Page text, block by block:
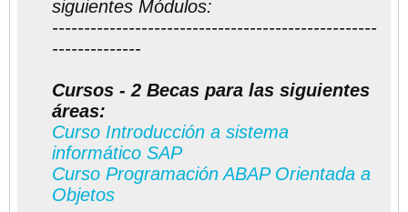
siguientes Módulos:
---------------------------------------------------
--------------
Cursos - 2 Becas para las siguientes
áreas:
Curso Introducción a sistema
informático SAP
Curso Programación ABAP Orientada a
Objetos